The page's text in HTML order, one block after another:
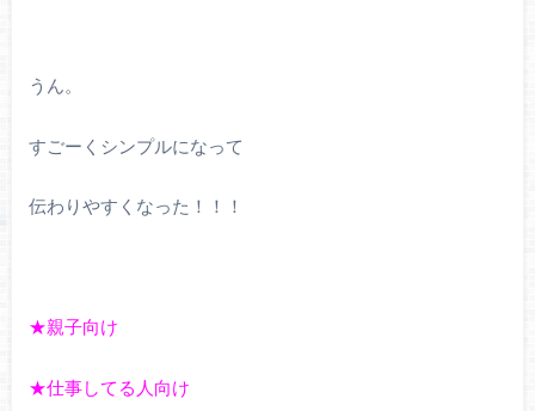
うん。
すごーくシンプルになって
伝わりやすくなった！！！
★親子向け
★仕事してる人向け